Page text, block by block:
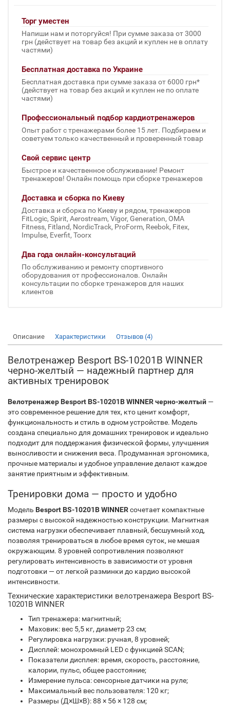
Торг уместен
Напиши нам и поторгуйся! При сумме заказа от 3000
грн (действует на товар без акций и куплен не в оплату
частями)
Бесплатная доставка по Украине
Бесплатная доставка при сумме заказа от 6000 грн*
(действует на товар без акций и куплен не по оплате
частями)
Профессиональный подбор кардиотренажеров
Опыт работ с тренажерами более 15 лет. Подбираем и
советуем только качественный и проверенный товар
Свой сервис центр
Быстрое и качественное обслуживание! Ремонт
тренажеров! Онлайн помощь при сборке тренажеров
Доставка и сборка по Киеву
Доставка и сборка по Киеву и рядом, тренажеров
FitLogic, Spirit, Aerostream, Vigor, Generation, OMA
Fitness, Fitland, NordicTrack, ProForm, Reebok, Fitex,
Impulse, Everfit, Toorx
Два года онлайн-консультаций
По обслуживанию и ремонту спортивного
оборудования от профессионалов. Онлайн
консультации по сборке тренажеров для наших
клиентов
Описание Характеристики Отзывов (4)
Велотренажер Besport BS-10201B WINNER
черно-желтый — надежный партнер для
активных тренировок
Велотренажер Besport BS-10201B WINNER черно-желтый —
это современное решение для тех, кто ценит комфорт,
функциональность и стиль в одном устройстве. Модель
создана специально для домашних тренировок и идеально
подходит для поддержания физической формы, улучшения
выносливости и снижения веса. Продуманная эргономика,
прочные материалы и удобное управление делают каждое
занятие приятным и эффективным.
Тренировки дома — просто и удобно
Модель Besport BS-10201B WINNERсочетает компактные
размеры с высокой надежностью конструкции. Магнитная
система нагрузки обеспечивает плавный, бесшумный ход,
позволяя тренироваться в любое время суток, не мешая
окружающим. 8 уровней сопротивления позволяют
регулировать интенсивность в зависимости от уровня
подготовки — от легкой разминки до кардио высокой
интенсивности.
Технические характеристики велотренажера Besport BS-
10201B WINNER
Тип тренажера: магнитный;
Маховик: вес 5,5 кг, диаметр 23 см;
Регулировка нагрузки: ручная, 8 уровней;
Дисплей: монохромный LED с функцией SCAN;
Показатели дисплея: время, скорость, расстояние,
калории, пульс, общее расстояние;
Измерение пульса: сенсорные датчики на руле;
Максимальный вес пользователя: 120 кг;
Размеры (Д×Ш×В): 88 × 56 × 128 см;